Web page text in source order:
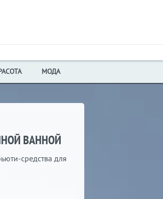
МОДА
ВАННОЙ
средства для